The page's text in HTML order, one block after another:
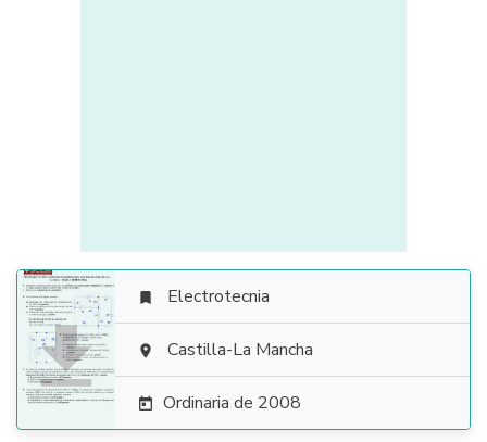

 Electrotecnia
 Castilla-La Mancha
 Ordinaria de 2008